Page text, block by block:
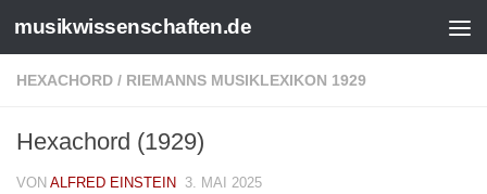
musikwissenschaften.de
HEXACHORD / RIEMANNS MUSIKLEXIKON 1929
Hexachord (1929)
VON ALFRED EINSTEIN 3. MAI 2025